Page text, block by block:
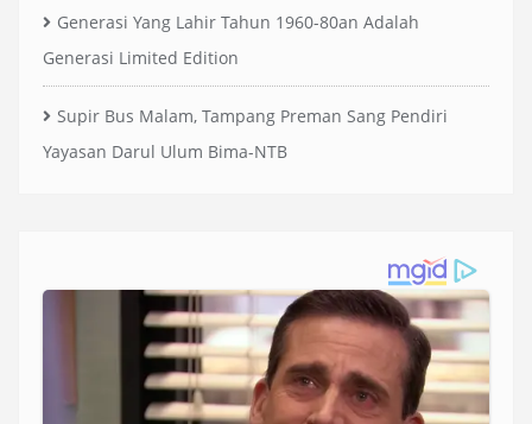
Generasi Yang Lahir Tahun 1960-80an Adalah
Generasi Limited Edition
Supir Bus Malam, Tampang Preman Sang Pendiri
Yayasan Darul Ulum Bima-NTB